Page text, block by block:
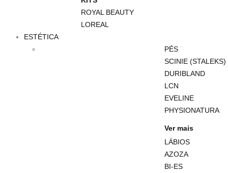
ROYAL BEAUTY
LOREAL
ESTÉTICA
PÉS
SCINIE (STALEKS)
DURIBLAND
LCN
EVELINE
PHYSIONATURA
Ver mais
LÁBIOS
AZOZA
BI-ES